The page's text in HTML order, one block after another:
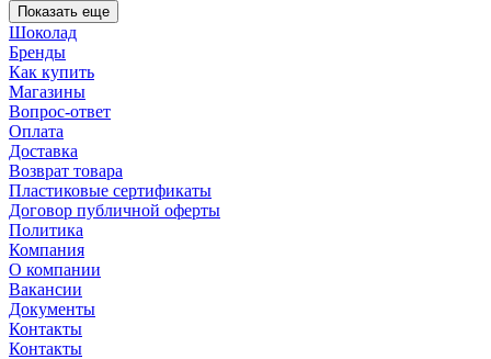
Показать еще
Шоколад
Бренды
Как купить
Магазины
Вопрос-ответ
Оплата
Доставка
Возврат товара
Пластиковые сертификаты
Договор публичной оферты
Политика
Компания
О компании
Вакансии
Документы
Контакты
Контакты